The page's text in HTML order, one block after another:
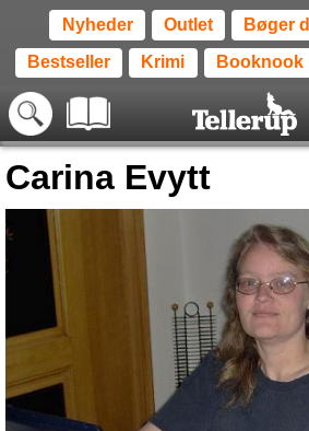
Nyheder Outlet Bøger
Bestseller Krimi Booknook
Carina Evytt